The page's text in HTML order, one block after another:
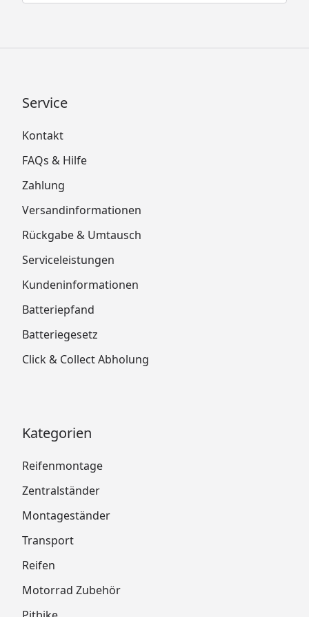
Service
Kontakt
FAQs & Hilfe
Zahlung
Versandinformationen
Rückgabe & Umtausch
Serviceleistungen
Kundeninformationen
Batteriepfand
Batteriegesetz
Click & Collect Abholung
Kategorien
Reifenmontage
Zentralständer
Montageständer
Transport
Reifen
Motorrad Zubehör